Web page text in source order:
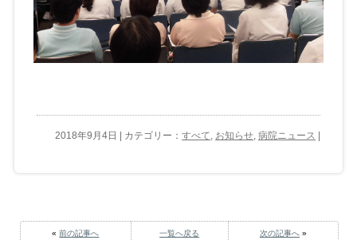
2018年9月4日 | カテゴリー：すべて お知らせ ,病院ニュース |
«前の記事へ 一覧へ戻る 次の記事へ»